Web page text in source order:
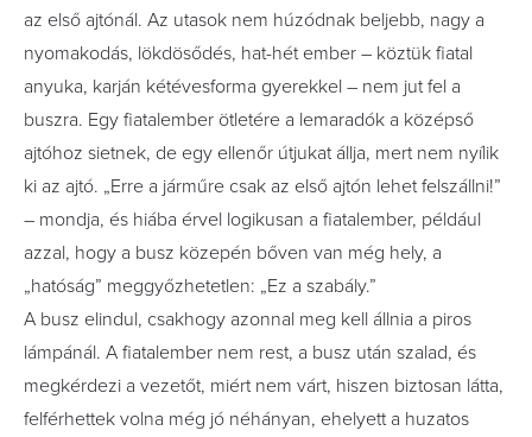
az első ajtónál. Az utasok nem húzódnak beljebb, nagy a
nyomakodás, lökdösődés, hat-hét ember – köztük fiatal
anyuka, karján kétévesforma gyerekkel – nem jut fel a
buszra. Egy fiatalember ötletére a lemaradók a középső
ajtóhoz sietnek, de egy ellenőr útjukat állja, mert nem nyílik
ki az ajtó. „Erre a járműre csak az első ajtón lehet felszállni!”
– mondja, és hiába érvel logikusan a fiatalember, például
azzal, hogy a busz közepén bőven van még hely, a
„hatóság” meggyőzhetetlen: „Ez a szabály.”
A busz elindul, csakhogy azonnal meg kell állnia a piros
lámpánál. A fiatalember nem rest, a busz után szalad, és
megkérdezi a vezetőt, miért nem várt, hiszen biztosan látta,
felférhettek volna még jó néhányan, ehelyett a huzatos